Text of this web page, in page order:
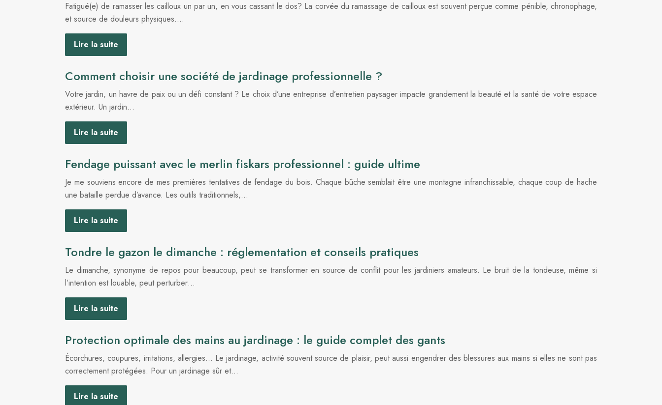
Fatigué(e) de ramasser les cailloux un par un, en vous cassant le dos? La corvée du ramassage de cailloux est souvent perçue comme pénible, chronophage,
et source de douleurs physiques….
Lire la suite
Comment choisir une société de jardinage professionnelle ?
Votre jardin, un havre de paix ou un défi constant ? Le choix d’une entreprise d’entretien paysager impacte grandement la beauté et la santé de votre espace
extérieur. Un jardin…
Lire la suite
Fendage puissant avec le merlin fiskars professionnel : guide ultime
Je me souviens encore de mes premières tentatives de fendage du bois. Chaque bûche semblait être une montagne infranchissable, chaque coup de hache
une bataille perdue d’avance. Les outils traditionnels,…
Lire la suite
Tondre le gazon le dimanche : réglementation et conseils pratiques
Le dimanche, synonyme de repos pour beaucoup, peut se transformer en source de conflit pour les jardiniers amateurs. Le bruit de la tondeuse, même si
l’intention est louable, peut perturber…
Lire la suite
Protection optimale des mains au jardinage : le guide complet des gants
Écorchures, coupures, irritations, allergies… Le jardinage, activité souvent source de plaisir, peut aussi engendrer des blessures aux mains si elles ne sont pas
correctement protégées. Pour un jardinage sûr et…
Lire la suite